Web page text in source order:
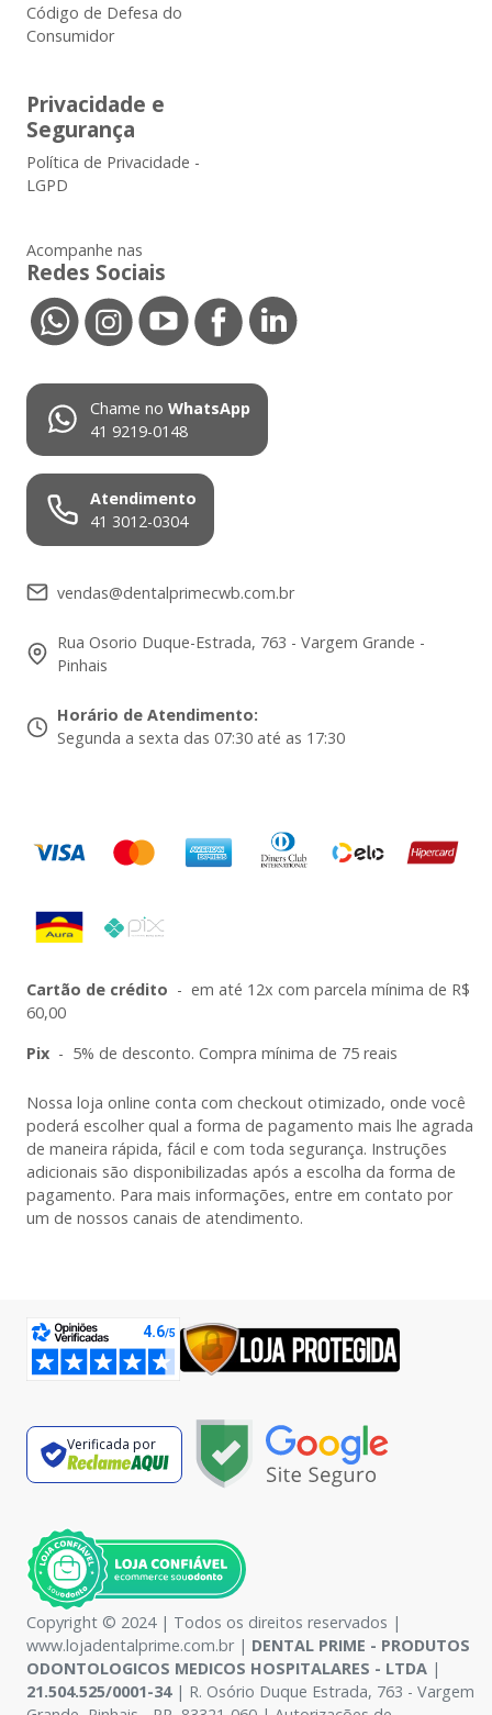
Código de Defesa do
Consumidor
Privacidade e
Segurança
Política de Privacidade -
LGPD
Acompanhe nas
Redes Sociais
Chame no WhatsApp
41 9219-0148
Atendimento
41 3012-0304
vendas@dentalprimecwb.com.br
Rua Osorio Duque-Estrada, 763 - Vargem Grande -
Pinhais
Horário de Atendimento:
Segunda a sexta das 07:30 até as 17:30
Cartão de crédito - em até 12x com parcela mínima de R$
60,00
Pix - 5% de desconto. Compra mínima de 75 reais
Nossa loja online conta com checkout otimizado, onde você
poderá escolher qual a forma de pagamento mais lhe agrada
de maneira rápida, fácil e com toda segurança. Instruções
adicionais são disponibilizadas após a escolha da forma de
pagamento. Para mais informações, entre em contato por
um de nossos canais de atendimento.
Verificada por
Copyright © 2024 | Todos os direitos reservados |
www.lojadentalprime.com.br | DENTAL PRIME - PRODUTOS
ODONTOLOGICOS MEDICOS HOSPITALARES - LTDA |
21.504.525/0001-34| R. Osório Duque Estrada, 763 - Vargem